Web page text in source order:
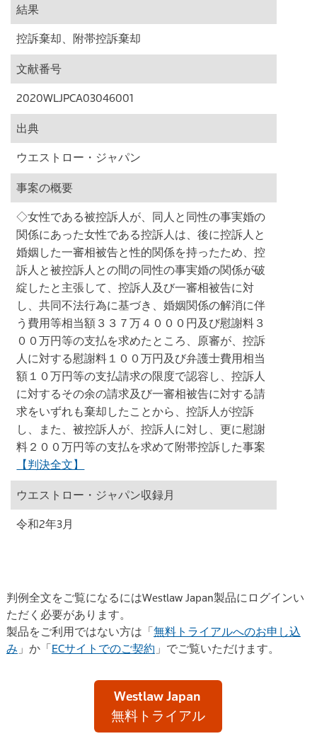
結果
控訴棄却、附帯控訴棄却
文献番号
2020WLJPCA03046001
出典
ウエストロー・ジャパン
事案の概要
◇女性である被控訴人が、同人と同性の事実婚の
関係にあった女性である控訴人は、後に控訴人と
婚姻した一審相被告と性的関係を持ったため、控
訴人と被控訴人との間の同性の事実婚の関係が破
綻したと主張して、控訴人及び一審相被告に対
し、共同不法行為に基づき、婚姻関係の解消に伴
う費用等相当額３３７万４０００円及び慰謝料３
００万円等の支払を求めたところ、原審が、控訴
人に対する慰謝料１００万円及び弁護士費用相当
額１０万円等の支払請求の限度で認容し、控訴人
に対するその余の請求及び一審相被告に対する請
求をいずれも棄却したことから、控訴人が控訴
し、また、被控訴人が、控訴人に対し、更に慰謝
料２００万円等の支払を求めて附帯控訴した事案
【判決全文】
ウエストロー・ジャパン収録月
令和2年3月
判例全文をご覧になるにはWestlaw Japan製品にログインい
ただく必要があります。
製品をご利用ではない方は「 無料トライアルへのお申し込
み 」か「 ECサイトでのご契約 」でご覧いただけます。
Westlaw Japan
無料トライアル